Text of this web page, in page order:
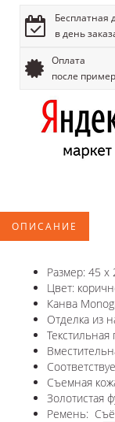
Бесплатная
в день
Оплата
после
ОПИСАНИЕ
Размер: 45 x
Цвет:
Канва
Отделка из
Текстильная
Съемная
Золотистая
Ремень: